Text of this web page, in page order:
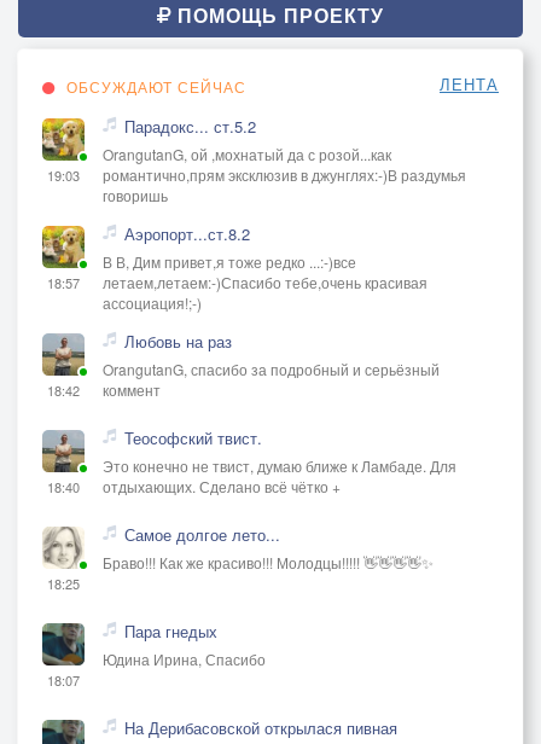
ПОМОЩЬ ПРОЕКТУ
ОБСУЖДАЮТ СЕЙЧАС ЛЕНТА
19:03
Парадокс... ст.5.2
OrangutanG, ой ,мохнатый да с розой...как
романтично,прям эксклюзив в джунглях:-)В раздумья
говоришь
18:57
Аэропорт...ст.8.2
В В, Дим привет,я тоже редко ...:-)все
летаем,летаем:-)Спасибо тебе,очень красивая
ассоциация!;-)
18:42
Любовь на раз
OrangutanG, спасибо за подробный и серьёзный
коммент
18:40
Теософский твист.
Это конечно не твист, думаю ближе к Ламбаде. Для
отдыхающих. Сделано всё чётко +
18:25
Самое долгое лето...
Браво!!! Как же красиво!!! Молодцы!!!!! 👋👋👋👋✨
18:07
Пара гнедых
Юдина Ирина, Спасибо
На Дерибасовской открылася пивная